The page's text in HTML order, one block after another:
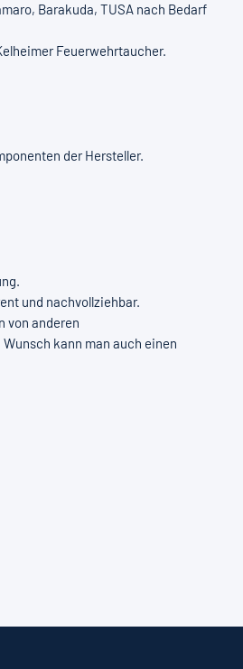
Barakuda, TUSA nach Bedarf
Feuerwehrtaucher.
der Hersteller.
und nachvollziehbar.
von anderen
kann man auch einen